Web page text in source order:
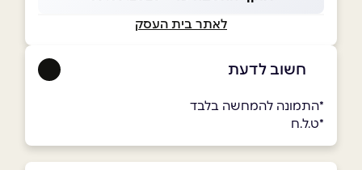
לאתר בית העסק
חשוב לדעת
*התמונה להמחשה בלבד
*ט.ל.ח